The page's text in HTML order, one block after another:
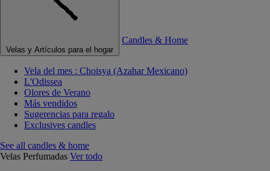
Velas y Artículos para el hogar
Candles & Home
Vela del mes : Choisya (Azahar Mexicano)
L'Odissea
Olores de Verano
Más vendidos
Sugerencias para regalo
Exclusives candles
See all candles & home
Velas Perfumadas Ver todo